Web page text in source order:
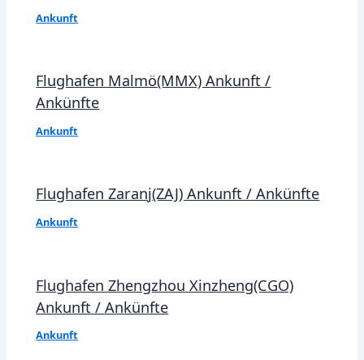
Ankunft
Flughafen Malmö(MMX) Ankunft /
Ankünfte
Ankunft
Flughafen Zaranj(ZAJ) Ankunft / Ankünfte
Ankunft
Flughafen Zhengzhou Xinzheng(CGO)
Ankunft / Ankünfte
Ankunft